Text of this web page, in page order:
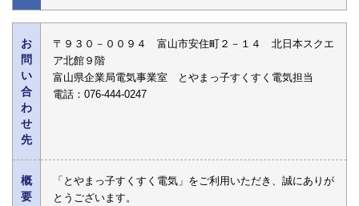
お
問
い
合
わ
せ
先
〒９３０－００９４ 富山市安住町２－１４ 北日本スクエ
ア北館９階
富山県企業局電気事業室 とやまっ子すくすく電気担当
電話：076-444-0247
概
要
「とやまっ子すくすく電気」をご利用いただき、誠にありが
とうございます。